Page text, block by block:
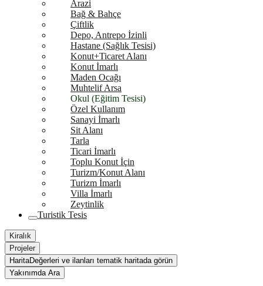
Arazi
Bağ & Bahçe
Çiftlik
Depo, Antrepo İzinli
Hastane (Sağlık Tesisi)
Konut+Ticaret Alanı
Konut İmarlı
Maden Ocağı
Muhtelif Arsa
Okul (Eğitim Tesisi)
Özel Kullanım
Sanayi İmarlı
Sit Alanı
Tarla
Ticari İmarlı
Toplu Konut İçin
Turizm/Konut Alanı
Turizm İmarlı
Villa İmarlı
Zeytinlik
Turistik Tesis
Kiralık
Projeler
HaritaDeğerleri ve ilanları tematik haritada görün
Yakınımda Ara